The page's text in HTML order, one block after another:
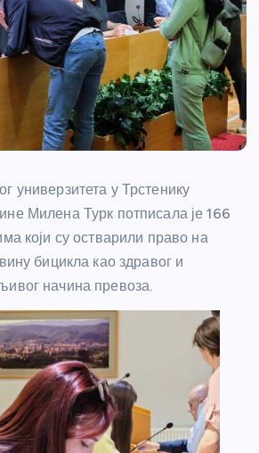
универзитета у Трстенику
Милена Турк потписала је 166
који су остварили право на
бицикла као здравог и
начина превоза.